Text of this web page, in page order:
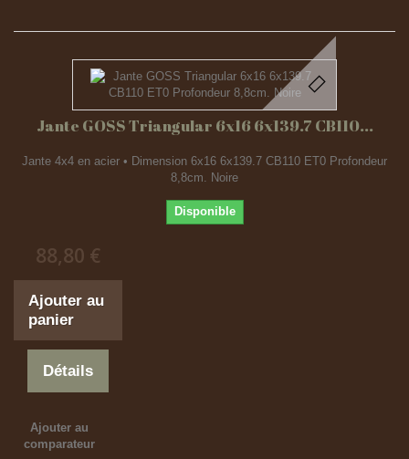
Jante GOSS Triangular 6x16 6x139.7 CB110...
Jante 4x4 en acier • Dimension 6x16 6x139.7 CB110 ET0 Profondeur
8,8cm. Noire
Disponible
88,80 €
Ajouter au
panier
Détails
Ajouter au
comparateur